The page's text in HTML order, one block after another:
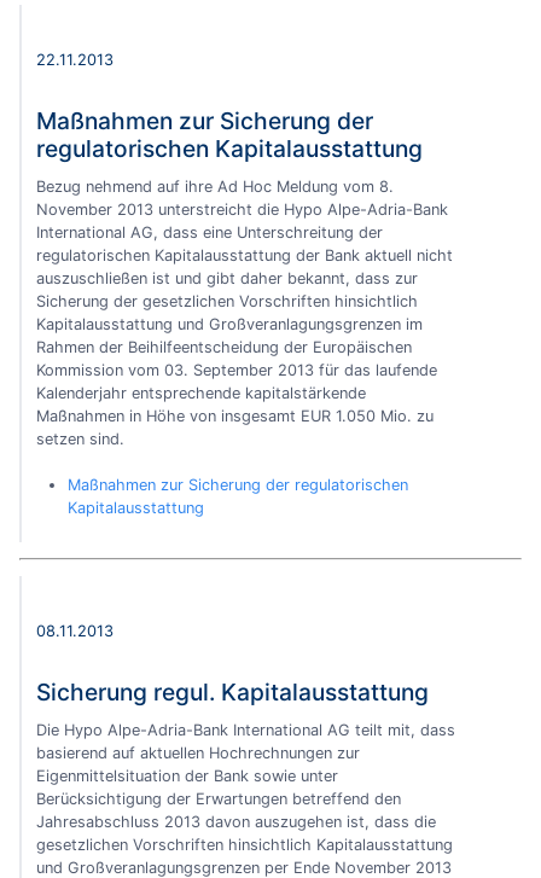
22.11.2013
Maßnahmen zur Sicherung der
regulatorischen Kapitalausstattung
Bezug nehmend auf ihre Ad Hoc Meldung vom 8.
November 2013 unterstreicht die Hypo Alpe-Adria-Bank
International AG, dass eine Unterschreitung der
regulatorischen Kapitalausstattung der Bank aktuell nicht
auszuschließen ist und gibt daher bekannt, dass zur
Sicherung der gesetzlichen Vorschriften hinsichtlich
Kapitalausstattung und Großveranlagungsgrenzen im
Rahmen der Beihilfeentscheidung der Europäischen
Kommission vom 03. September 2013 für das laufende
Kalenderjahr entsprechende kapitalstärkende
Maßnahmen in Höhe von insgesamt EUR 1.050 Mio. zu
setzen sind.
Maßnahmen zur Sicherung der regulatorischen
Kapitalausstattung
08.11.2013
Sicherung regul. Kapitalausstattung
Die Hypo Alpe-Adria-Bank International AG teilt mit, dass
basierend auf aktuellen Hochrechnungen zur
Eigenmittelsituation der Bank sowie unter
Berücksichtigung der Erwartungen betreffend den
Jahresabschluss 2013 davon auszugehen ist, dass die
gesetzlichen Vorschriften hinsichtlich Kapitalausstattung
und Großveranlagungsgrenzen per Ende November 2013